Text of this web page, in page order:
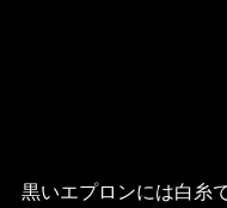
黒いエプロンには白糸